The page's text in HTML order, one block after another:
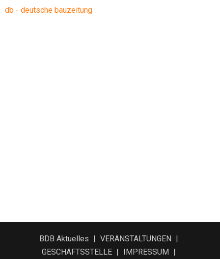
db - deutsche bauzeitung
BDB Aktuelles
VERANSTALTUNGEN
GESCHÄFTSSTELLE
IMPRESSUM